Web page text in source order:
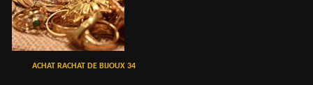
ACHAT RACHAT DE BIJOUX 34